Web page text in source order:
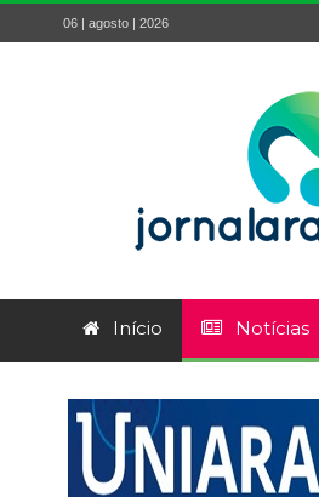
06 | agosto | 2026
Início Notícias